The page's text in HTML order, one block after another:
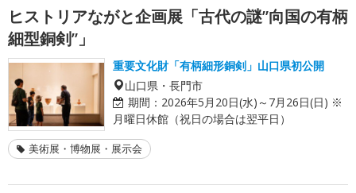
ヒストリアながと企画展「古代の謎”向国の有柄
細型銅剣”」
重要文化財「有柄細形銅剣」山口県初公開
山口県・長門市
期間： 2026年5月20日(水)～7月26日(日) ※
月曜日休館（祝日の場合は翌平日）
美術展・博物展・展示会